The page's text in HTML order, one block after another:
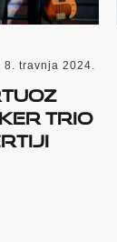
8. travnja 2024.
Trio